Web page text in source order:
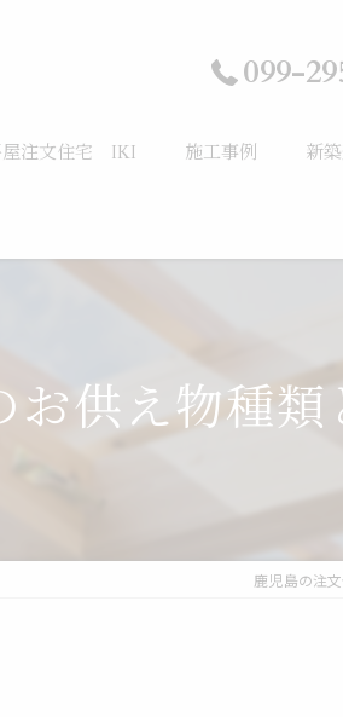
099-
屋注文住宅 IKI 施工事例 新
お供え物種
鹿児島の注